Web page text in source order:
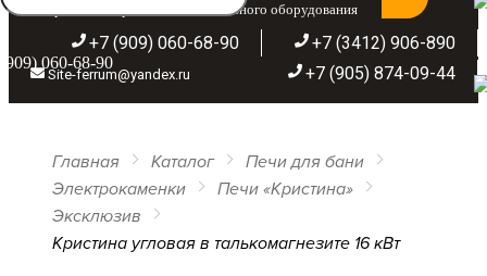
Широкий ассортимент отопительного оборудования
+7 (3412) 906-890
+7 (909) 060-68-90
+7 (905) 874-09-44
Site-ferrum@yandex.ru
(909) 060-68-90
Главная Каталог
Печи для бани
Электрокаменки
Печи «Кристина»
Эксклюзив
Кристина угловая в талькомагнезите 16 кВт